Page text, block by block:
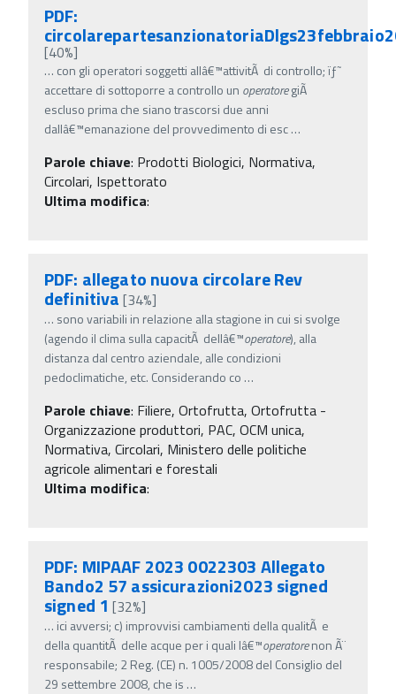
PDF:
[40%]
… con gli operatori soggetti allâ€™attivitÃ di controllo; ïƒ˜
accettare di sottoporre a controllo un operatoregiÃ
escluso prima che siano trascorsi due anni
dallâ€™emanazione del provvedimento di esc…
Parole chiave: Prodotti Biologici, Normativa,
Circolari, Ispettorato
Ultima modifica:
PDF: allegato nuova circolare Rev
definitiva [34%]
… sono variabili in relazione alla stagione in cui si svolge
(agendo il clima sulla capacitÃ dellâ€™operatore), alla
distanza dal centro aziendale, alle condizioni
pedoclimatiche, etc. Considerando co …
Parole chiave: Filiere, Ortofrutta, Ortofrutta -
Organizzazione produttori, PAC, OCM unica,
Normativa, Circolari, Ministero delle politiche
agricole alimentari e forestali
Ultima modifica:
PDF: MIPAAF 2023 0022303 Allegato
Bando2 57 assicurazioni2023 signed
signed 1[32%]
… ici avversi; c) improvvisi cambiamenti della qualitÃ e
della quantitÃ delle acque per i quali lâ€™operatorenon Ã¨
responsabile; 2 Reg. (CE) n. 1005/2008 del Consiglio del
29 settembre 2008, che is …